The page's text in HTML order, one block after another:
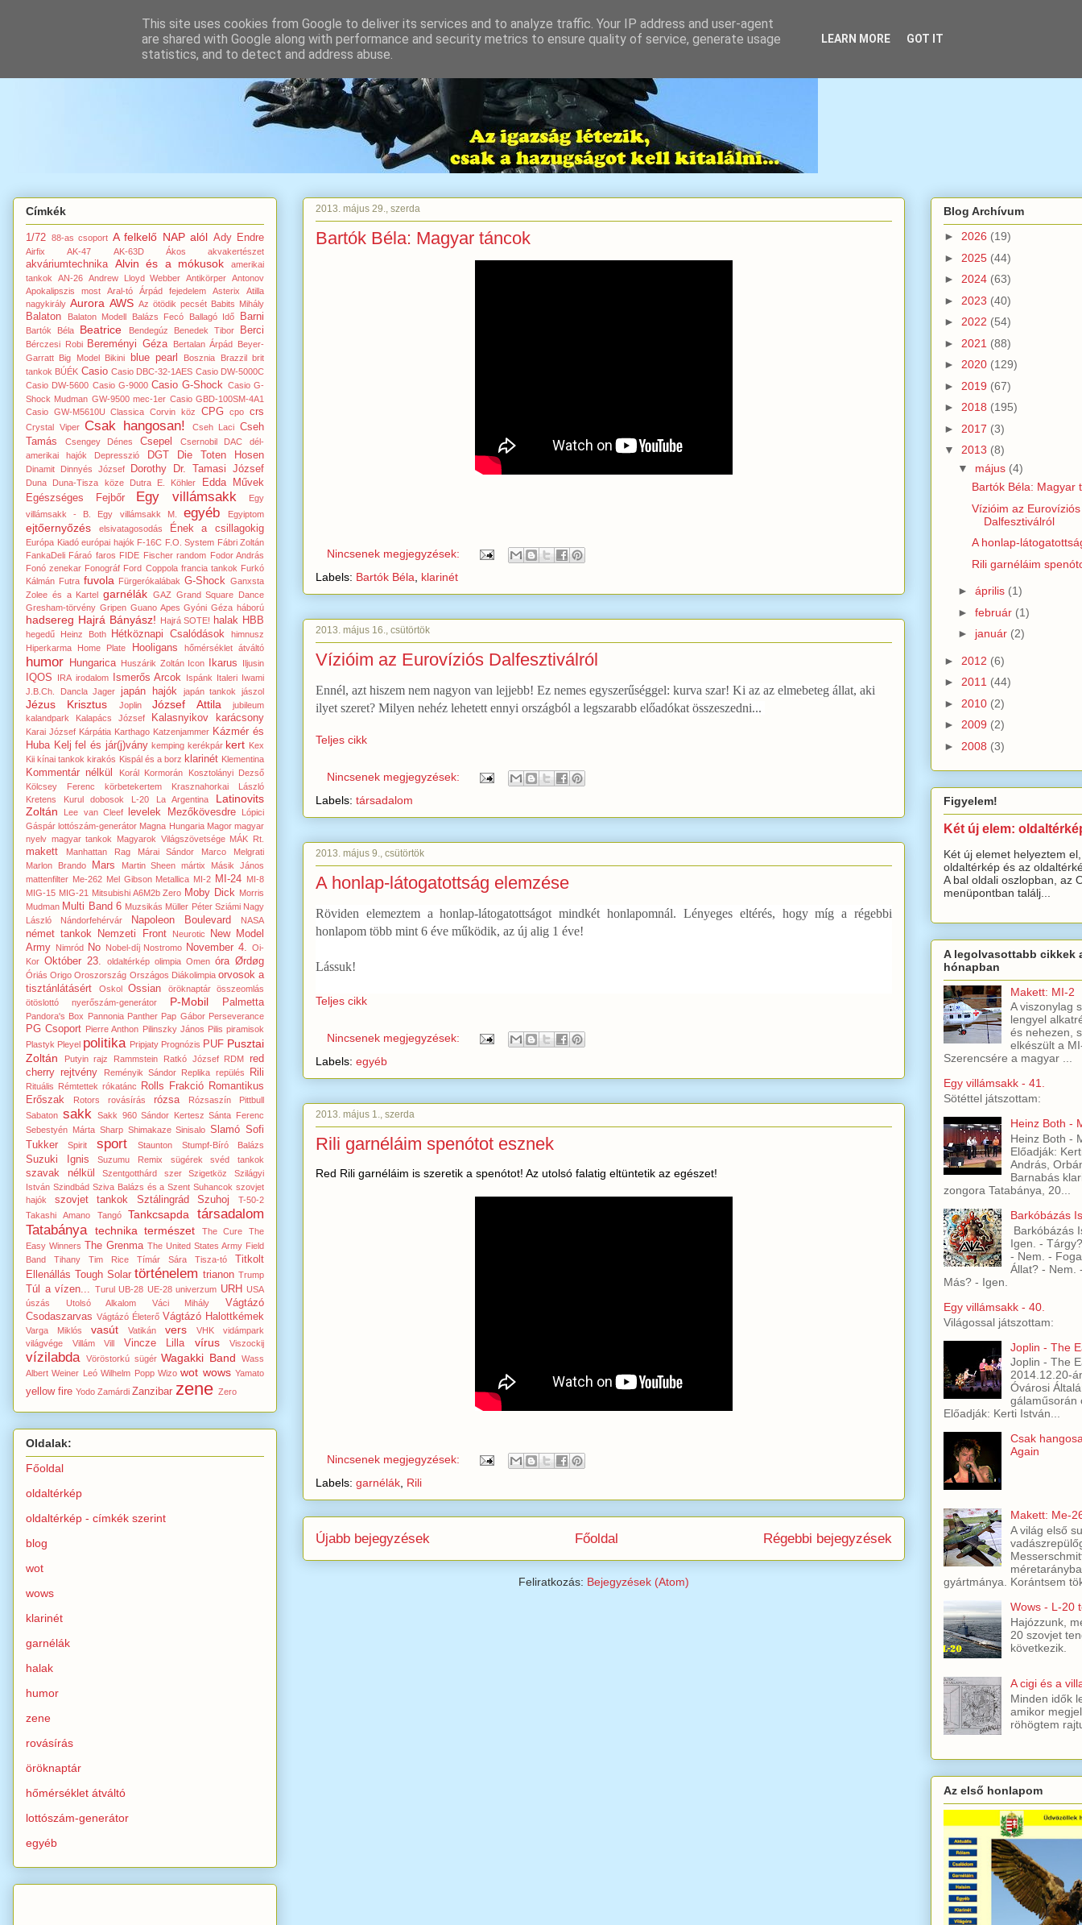
2013. május 29., szerda
Bartók Béla: Magyar táncok
Nincsenek megjegyzések:
Labels: Bartók Béla klarinét
2013. május 16., csütörtök
Vízióim az Eurovíziós Dalfesztiválról
Ennél, azt hiszem nem nagyon van lejjebb! Ez nemes egyszerűséggel: kurva szar! Ki az az elmebeteg állat, aki
ilyet szeret? Milyen nehéz lehetett ennyi országból a legszarabb előadókat összeszedni...
Teljes cikk
Nincsenek megjegyzések:
Labels: társadalom
2013. május 9., csütörtök
A honlap-látogatottság elemzése
Röviden elemeztem a honlap-látogatottságot mindkét honlapomnál. Lényeges eltérés, hogy míg a régebbi
honlapom több mint 6 éve működik, az új alig 1 éve!
Lássuk!
Teljes cikk
Nincsenek megjegyzések:
Labels: egyéb
2013. május 1., szerda
Rili garnéláim spenótot esznek
Red Rili garnéláim is szeretik a spenótot! Az utolsó falatig eltüntetik az egészet!
Nincsenek megjegyzések:
Labels: garnélák Rili
Újabb bejegyzések Régebbi bejegyzések
Főoldal
Feliratkozás: Bejegyzések (Atom)
Címkék
1/72 88-as csoport A felkelő NAP alól Ady Endre
Airfix AK-47 AK-63D Ákos akvakertészet
akváriumtechnika Alvin és a mókusok
amerikai
tankok
AN-26 Andrew Lloyd Webber Antikörper Antonov
Apokalipszis most
Aral-tó Árpád fejedelem Asterix
Atilla
nagykirály Aurora AWS Az ötödik pecsét Babits Mihály
Balaton Balaton Modell Balázs Fecó Ballagó Idő Barni
Bartók Béla Beatrice Bendegúz Benedek Tibor Berci
Bérczesi Robi Bereményi Géza Bertalan Árpád
Beyer-
Garratt
Big Model Bikini blue pearl Bosznia Brazzil
brit
tankok BÚÉK Casio Casio DBC-32-1AES Casio DW-5000C
Casio DW-5600 Casio G-9000 Casio G-Shock Casio G-
Shock Mudman GW-9500 mec-1er Casio GBD-100SM-4A1
Casio GW-M5610U
Classica Corvin köz CPG cpo crs
Crystal Viper Csak hangosan! Cseh Laci Cseh
Tamás
Csengey Dénes Csepel Csernobil DAC
dél-
amerikai hajók
Depresszió DGT Die Toten Hosen
Dinamit Dinnyés József Dorothy Dr. Tamasi József
Duna Duna-Tisza köze Dutra E. Köhler
Edda Művek
Egészséges Fejbőr
Egy villámsakk
Egy
villámsakk - B.
Egy villámsakk M. egyéb Egyiptom
ejtőernyőzés elsivatagosodás Ének a csillagokig
Európa Kiadó európai hajók F-16C F.O. System Fábri Zoltán
FankaDeli Fáraó faros FIDE Fischer random Fodor András
Fonó zenekar Fonográf Ford Coppola francia tankok Furkó
Kálmán Futra fuvola Fürgerókalábak G-Shock Ganxsta
Zolee és a Kartel
garnélák GAZ Grand Square Dance
Gresham-törvény Gripen Guano Apes Gyóni Géza háború
hadsereg Hajrá Bányász! Hajrá SOTE! halak HBB
hegedű Heinz Both Hétköznapi Csalódások
himnusz
Hiperkarma
Home Plate Hooligans hőmérséklet átváltó
humor Hungarica Huszárik Zoltán Icon Ikarus Iljusin
IQOS IRA irodalom Ismerős Arcok Ispánk Italeri
Iwami
J.B.Ch. Dancla Jager japán hajók japán tankok jászol
Jézus Krisztus Joplin József Attila
jubileum
kalandpark
Kalapács József Kalasnyikov karácsony
Karai József Kárpátia Karthago Katzenjammer Kázmér és
Huba Kelj fel és jár(j)vány kemping kerékpár kert Kex
Kii kínai tankok kirakós Kispál és a borz klarinét Klementina
Kommentár nélkül Korál Kormorán
Kosztolányi Dezső
Kölcsey Ferenc
körbetekertem
Krasznahorkai László
Kretens
Kurul dobosok L-20 La Argentina
Latinovits
Zoltán
Lee van Cleef levelek Mezőkövesdre
Lópici
Gáspár lottószám-generátor Magna Hungaria Magor magyar
nyelv magyar tankok Magyarok Világszövetsége MÁK Rt.
makett Manhattan Rag Márai Sándor
Marco Melgrati
Marlon Brando
Mars Martin Sheen mártix
Másik János
mattenfilter Me-262 Mel Gibson Metallica MI-2 MI-24 MI-8
MIG-15 MIG-21 Mitsubishi A6M2b Zero Moby Dick Morris
Mudman Multi Band 6 Muzsikás Müller Péter Sziámi Nagy
László
Nándorfehérvár Napoleon Boulevard NASA
német tankok Nemzeti Front Neurotic
New Model
Army Nimród No Nobel-díj Nostromo November 4. Oi-
Kor Október 23. oldaltérkép olimpia Omen óra Ørdøg
Óriás Origo Oroszország Országos Diákolimpia orvosok a
tisztánlátásért
Oskol Ossian öröknaptár
összeomlás
ötöslottó nyerőszám-generátor
P-Mobil Palmetta
Pandora's Box Pannonia Panther Pap Gábor Perseverance
PG Csoport Pierre Anthon Pilinszky János Pilis piramisok
Plastyk Pleyel politika Pripjaty Prognózis PUF Pusztai
Zoltán
Putyin rajz Rammstein Ratkó József RDM
red
cherry rejtvény Reményik Sándor Replika repülés Rili
Rituális Rémtettek rókatánc Rolls Frakció Romantikus
Erőszak
Rotors rovásírás rózsa
Rózsaszín Pittbull
Sabaton sakk Sakk 960 Sándor Kertesz Sánta Ferenc
Sebestyén Márta Sharp Shimakaze Sinisalo Slamó Sofi
Tukker
Spirit sport Staunton Stumpf-Bíró Balázs
Suzuki Ignis Suzumu Remix sügérek svéd tankok
szavak nélkül Szentgotthárd szer Szigetköz
Szilágyi
István Szindbád Sziva Balázs és a Szent Suhancok szovjet
hajók
szovjet tankok Sztálingrád Szuhoj
T-50-2
Takashi Amano
Tangó Tankcsapda
társadalom
Tatabánya
technika természet The Cure
The
Easy Winners
The Grenma The United States Army Field
Band
Tihany Tim Rice Tímár Sára Tisza-tó
Titkolt
Ellenállás
Tough Solar történelem trianon Trump
Túl a vízen... Turul UB-28 UE-28 univerzum URH USA
úszás
Utolsó Alkalom Váci Mihály
Vágtázó
Csodaszarvas Vágtázó Életerő Vágtázó Halottkémek
Varga Miklós vasút Vatikán vers VHK
vidámpark
világvége
Villám Vill Vincze Lilla vírus Viszockij
vízilabda Vöröstorkú sügér Wagakki Band
Wass
Albert Weiner Leó Wilhelm Popp Wizo wot wows Yamato
yellow fire Yodo Zamárdi Zanzibar zene Zero
Oldalak:
Főoldal
oldaltérkép
oldaltérkép - címkék szerint
blog
wot
wows
klarinét
garnélák
halak
humor
zene
rovásírás
öröknaptár
hőmérséklet átváltó
lottószám-generátor
egyéb
Blog Archívum
► 2026 (19)
► 2025 (44)
► 2024 (63)
► 2023 (40)
► 2022 (54)
► 2021 (88)
► 2020 (129)
► 2019 (67)
► 2018 (195)
► 2017 (3)
▼ 2013 (8)
▼ május (4)
Bartók Béla: Magyar
Vízióim az Eurovíziós
Dalfesztiválról
A honlap-
Rili garnéláim
► április (1)
► február (1)
► január (2)
► 2012 (6)
► 2011 (44)
► 2010 (2)
► 2009 (2)
► 2008 (3)
Figyelem!
Két új elem:
Két új elemet helyeztem
oldaltérkép és az
A bal oldali oszlopban, az
menüpontban találj...
A legolvasottabb cikkek
hónapban
Makett: MI-2
A viszonylag
lengyel
és nehezen,
elkészült a
Szerencsére a magyar ...
Egy villámsakk - 41.
Sötéttel játszottam:
Heinz Both -
Heinz Both -
Előadják:
András,
Barnabás
zongora Tatabánya, 20...
Barkóbázás
Barkóbázás
Igen. -
- Nem. -
Állat? - Nem.
Más? - Igen.
Egy villámsakk - 40.
Világossal játszottam:
Joplin - The
Joplin - The
2014.12.20-
Óvárosi
gálaműsorán
Előadják: Kerti István...
Csak
Again
Makett: Me-
A világ első
gyártmánya. Korántsem
Wows - L-20
Hajózzunk,
20 szovjet
következik.
A cigi és a
Minden idők
amikor
röhögtem
Az első honlapom
This site uses cookies from Google to deliver its services and to analyze traffic. Your IP address and user-agent
are shared with Google along with performance and security metrics to ensure quality of service, generate usage
statistics, and to detect and address abuse.
LEARN MORE GOT IT